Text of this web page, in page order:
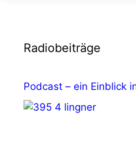
Radiobeiträge
Podcast – ein Einblick